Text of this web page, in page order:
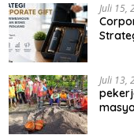
Juli 15,
Juli 13,